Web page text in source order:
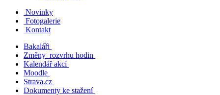
Novinky
Fotogalerie
Kontakt
Bakaláři
Změny rozvrhu hodin
Kalendář akcí
Moodle
Strava.cz
Dokumenty ke stažení